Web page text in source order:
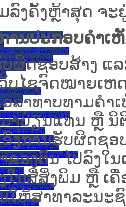
ນັກງານປະທານປະເທດ
ນັກງານນາຍົກລັດຖະມົນຕີ
ແລະ ສິ່ງແວດລ້ອມ
ງປະເທດ
ນ
ຄວາມສະຫງົບ
ປະເທດ
ະທຳ ແລະ ການທ່ອງທ່ຽວ
ະນະສຸກ
ການ ແລະ ກິລາ
ະກຳ ແລະ ການຄ້າ
ໂລຊີ ແລະ ການສື່ສານ
ນ ແລະ ສະຫວັດດີການສັງຄົມ
ການ ແລະ ຂົນສົ່ງ
ກາງພັກ
ສປປ ລາວ
ເກົ່າແຫ່ງຊາດລາວ
ງສຸດ
ນແມ່ຍິງລາວ
ລົງຄັ້ງຫຼ້າສຸດ ຈະ
ານປະກອບຄຳເ
ດຊອບສ້າງ ແລ
ບ​ໄຊຈົດໝາຍເຫ
ວລາທາບທາມຄໍ
າປ່ຽນແທນ ຫຼື ນິ
ງການຮັບຜິດຊອ
ຂອງຕົນ ໄປລົງໃ
ນສື່ສິ່ງພິມ ຫຼື ເຄື່
ໃຫ້ສາທາລະນະ